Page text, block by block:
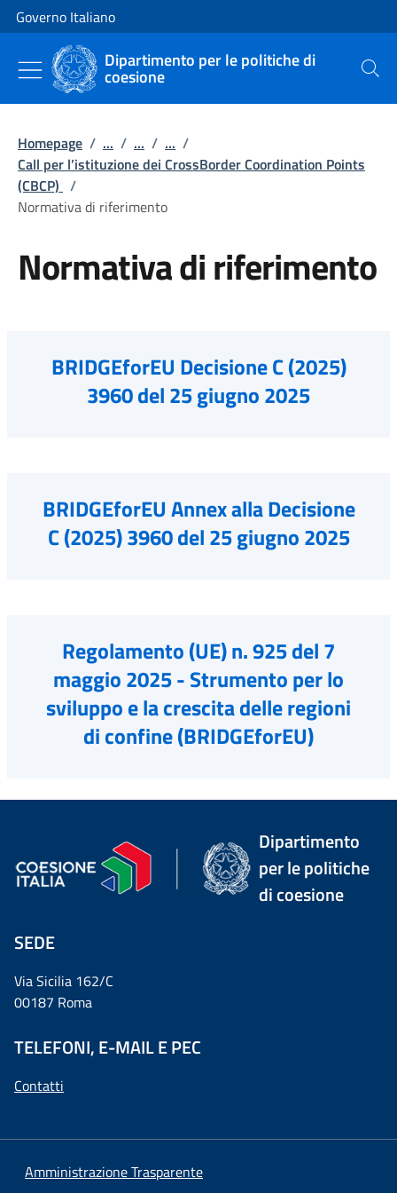
Vai al contenuto
Vai alla navigazione del sito
Governo Italiano
Dipartimento per le politiche di
coesione Cerca
Homepage / ... / ... / ... /
Call per l’istituzione dei CrossBorder Coordination Points
(CBCP) /
Normativa di riferimento
Normativa di riferimento
BRIDGEforEU Decisione C (2025)
3960 del 25 giugno 2025
BRIDGEforEU Annex alla Decisione
C (2025) 3960 del 25 giugno 2025
Regolamento (UE) n. 925 del 7
maggio 2025 - Strumento per lo
sviluppo e la crescita delle regioni
di confine (BRIDGEforEU)
Dipartimento
per le politiche
di coesione
SEDE
Via Sicilia 162/C
00187 Roma
TELEFONI, E-MAIL E PEC
Contatti
Amministrazione Trasparente